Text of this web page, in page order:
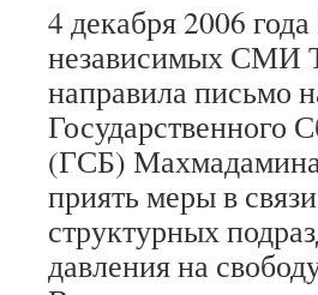
4 декабря 2006
независимых
направила письмо
Государственного
(ГСБ)
приять меры в
структурных
давления на